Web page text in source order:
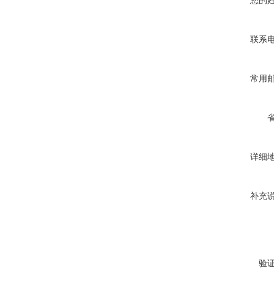
联系
常用
详细
补充
验